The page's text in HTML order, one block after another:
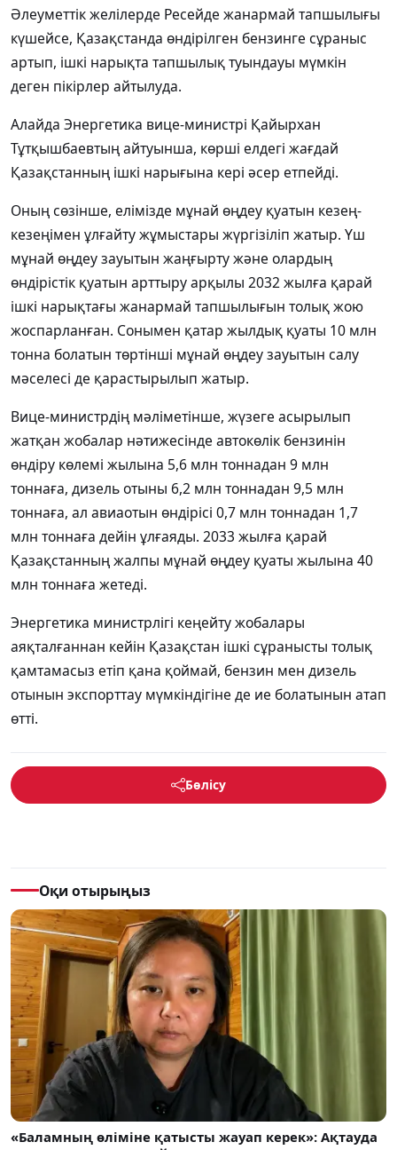
Әлеуметтік желілерде Ресейде жанармай тапшылығы
күшейсе, Қазақстанда өндірілген бензинге сұраныс
артып, ішкі нарықта тапшылық туындауы мүмкін
деген пікірлер айтылуда.
Алайда Энергетика вице-министрі Қайырхан
Тұтқышбаевтың айтуынша, көрші елдегі жағдай
Қазақстанның ішкі нарығына кері әсер етпейді.
Оның сөзінше, елімізде мұнай өңдеу қуатын кезең-
кезеңімен ұлғайту жұмыстары жүргізіліп жатыр. Үш
мұнай өңдеу зауытын жаңғырту және олардың
өндірістік қуатын арттыру арқылы 2032 жылға қарай
ішкі нарықтағы жанармай тапшылығын толық жою
жоспарланған. Сонымен қатар жылдық қуаты 10 млн
тонна болатын төртінші мұнай өңдеу зауытын салу
мәселесі де қарастырылып жатыр.
Вице-министрдің мәліметінше, жүзеге асырылып
жатқан жобалар нәтижесінде автокөлік бензинін
өндіру көлемі жылына 5,6 млн тоннадан 9 млн
тоннаға, дизель отыны 6,2 млн тоннадан 9,5 млн
тоннаға, ал авиаотын өндірісі 0,7 млн тоннадан 1,7
млн тоннаға дейін ұлғаяды. 2033 жылға қарай
Қазақстанның жалпы мұнай өңдеу қуаты жылына 40
млн тоннаға жетеді.
Энергетика министрлігі кеңейту жобалары
аяқталғаннан кейін Қазақстан ішкі сұранысты толық
қамтамасыз етіп қана қоймай, бензин мен дизель
отынын экспорттау мүмкіндігіне де ие болатынын атап
өтті.
Бөлісу
Оқи отырыңыз
«Баламның өліміне қатысты жауап керек»: Ақтауда